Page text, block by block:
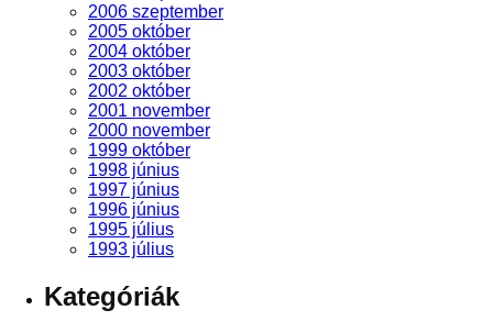
2006 szeptember
2005 október
2004 október
2003 október
2002 október
2001 november
2000 november
1999 október
1998 június
1997 június
1996 június
1995 július
1993 július
Kategóriák